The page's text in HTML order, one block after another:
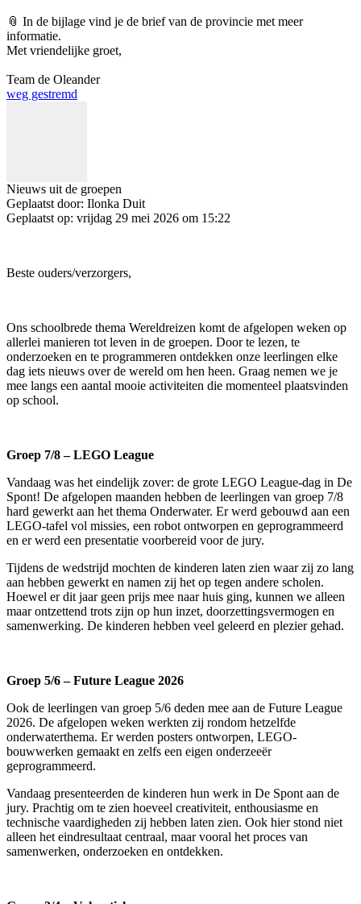
📎 In de bijlage vind je de brief van de provincie met meer
informatie.
Met vriendelijke groet,
Team de Oleander
weg gestremd
Nieuws uit de groepen
Geplaatst door: Ilonka Duit
Geplaatst op: vrijdag 29 mei 2026 om 15:22
Beste ouders/verzorgers,
Ons schoolbrede thema Wereldreizen komt de afgelopen weken op
allerlei manieren tot leven in de groepen. Door te lezen, te
onderzoeken en te programmeren ontdekken onze leerlingen elke
dag iets nieuws over de wereld om hen heen. Graag nemen we je
mee langs een aantal mooie activiteiten die momenteel plaatsvinden
op school.
Groep 7/8 – LEGO League
Vandaag was het eindelijk zover: de grote LEGO League-dag in De
Spont! De afgelopen maanden hebben de leerlingen van groep 7/8
hard gewerkt aan het thema Onderwater. Er werd gebouwd aan een
LEGO-tafel vol missies, een robot ontworpen en geprogrammeerd
en er werd een presentatie voorbereid voor de jury.
Tijdens de wedstrijd mochten de kinderen laten zien waar zij zo lang
aan hebben gewerkt en namen zij het op tegen andere scholen.
Hoewel er dit jaar geen prijs mee naar huis ging, kunnen we alleen
maar ontzettend trots zijn op hun inzet, doorzettingsvermogen en
samenwerking. De kinderen hebben veel geleerd en plezier gehad.
Groep 5/6 – Future League 2026
Ook de leerlingen van groep 5/6 deden mee aan de Future League
2026. De afgelopen weken werkten zij rondom hetzelfde
onderwaterthema. Er werden posters ontworpen, LEGO-
bouwwerken gemaakt en zelfs een eigen onderzeeër
geprogrammeerd.
Vandaag presenteerden de kinderen hun werk in De Spont aan de
jury. Prachtig om te zien hoeveel creativiteit, enthousiasme en
technische vaardigheden zij hebben laten zien. Ook hier stond niet
alleen het eindresultaat centraal, maar vooral het proces van
samenwerken, onderzoeken en ontdekken.